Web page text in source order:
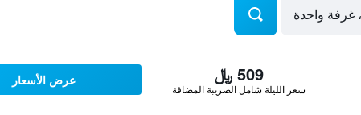
509 ﷼
سعر الليلة شامل الصريبة المضافة
عرض الأسعار